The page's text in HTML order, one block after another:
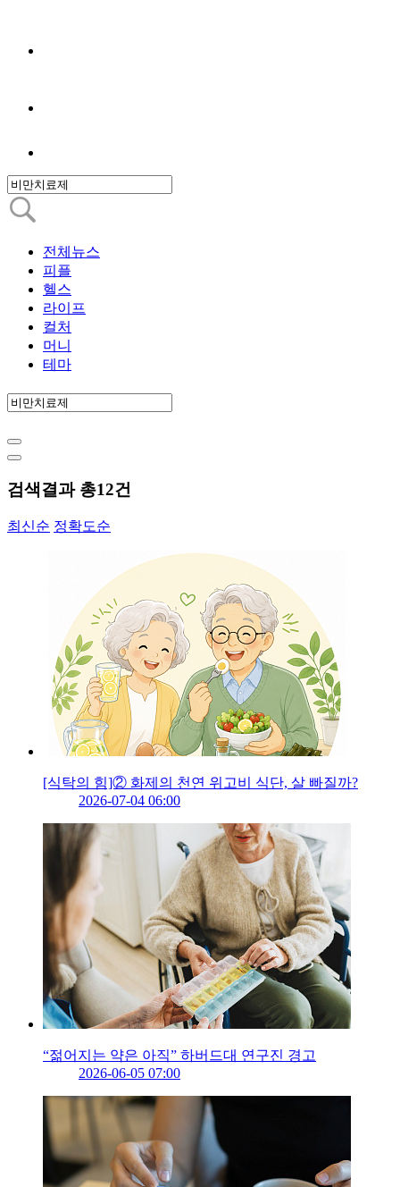
전체뉴스
피플
헬스
라이프
컬처
머니
테마
검색결과 총12건
최신순 정확도순
[식탁의 힘]② 화제의 천연 위고비 식단, 살 빠질까?
2026-07-04 06:00
“젊어지는 약은 아직” 하버드대 연구진 경고
2026-06-05 07:00